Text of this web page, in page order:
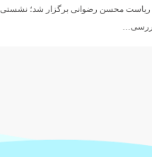
کمیته فنی واترپلو منصوب شد.…